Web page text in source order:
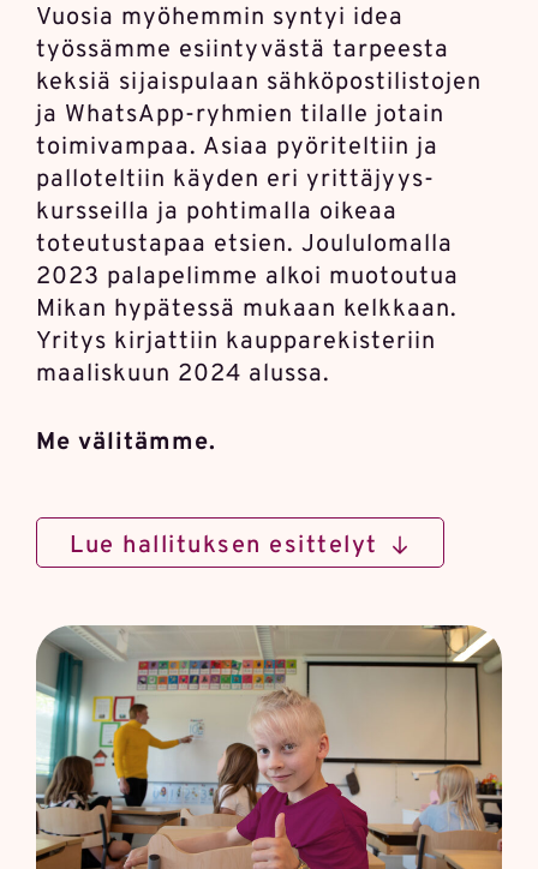
Vuosia myöhemmin syntyi idea
työssämme esiintyvästä tarpeesta
keksiä sijais­pulaan sähkö­posti­listojen
ja WhatsApp-ryhmien tilalle jotain
toimivampaa. Asiaa pyöriteltiin ja
palloteltiin käyden eri yrittäjyys­
kursseilla ja pohtimalla oikeaa
toteutus­tapaa etsien. Joulu­lomalla
2023 palapelimme alkoi muotoutua
Mikan hypätessä mukaan kelkkaan.
Yritys kirjattiin kauppa­rekisteriin
maalis­kuun 2024 alussa.
Me välitämme.
Lue hallituksen esittelyt